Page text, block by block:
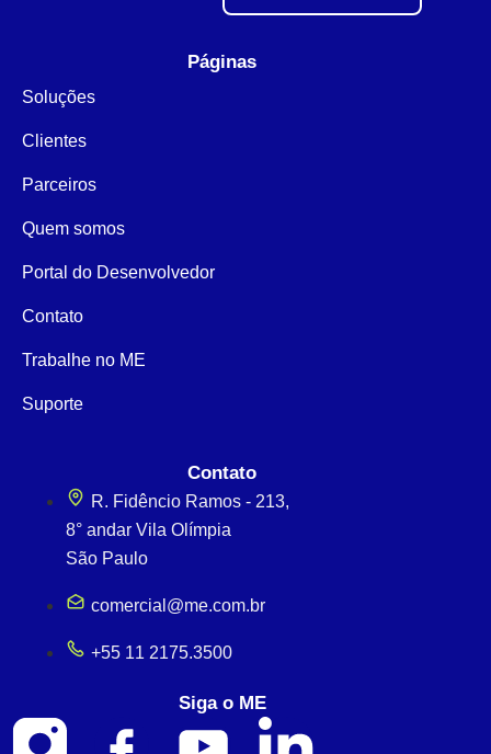
Páginas
Soluções
Clientes
Parceiros
Quem somos
Portal do Desenvolvedor
Contato
Trabalhe no ME
Suporte
Contato
R. Fidêncio Ramos - 213,
8° andar Vila Olímpia
São Paulo
comercial@me.com.br
+55 11 2175.3500
Siga o ME